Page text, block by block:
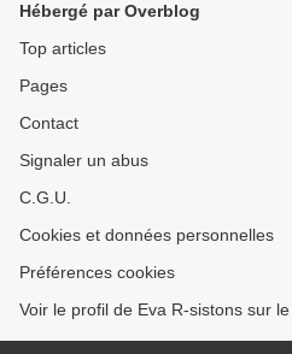
Hébergé par Overblog
Top articles
Pages
Contact
Signaler un abus
C.G.U.
Cookies et données personnelles
Préférences cookies
Voir le profil de Eva R-sistons sur